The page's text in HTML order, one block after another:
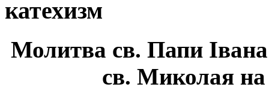
катехизм
Молитва св. Папи
св. Миколая на